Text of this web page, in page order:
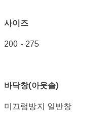
사이즈
200 - 275
바닥창(아웃솔)
미끄럼방지 일반창